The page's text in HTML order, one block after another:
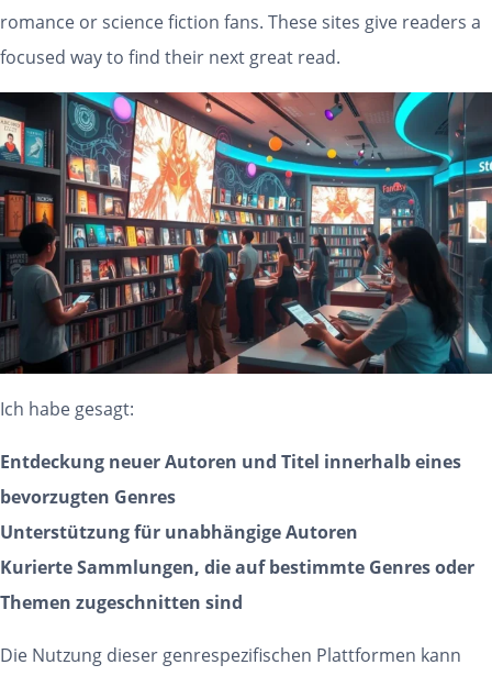
romance or science fiction fans. These sites give readers a
focused way to find their next great read.
Ich habe gesagt:
Entdeckung neuer Autoren und Titel innerhalb eines
bevorzugten Genres
Unterstützung für unabhängige Autoren
Kurierte Sammlungen, die auf bestimmte Genres oder
Themen zugeschnitten sind
Die Nutzung dieser genrespezifischen Plattformen kann